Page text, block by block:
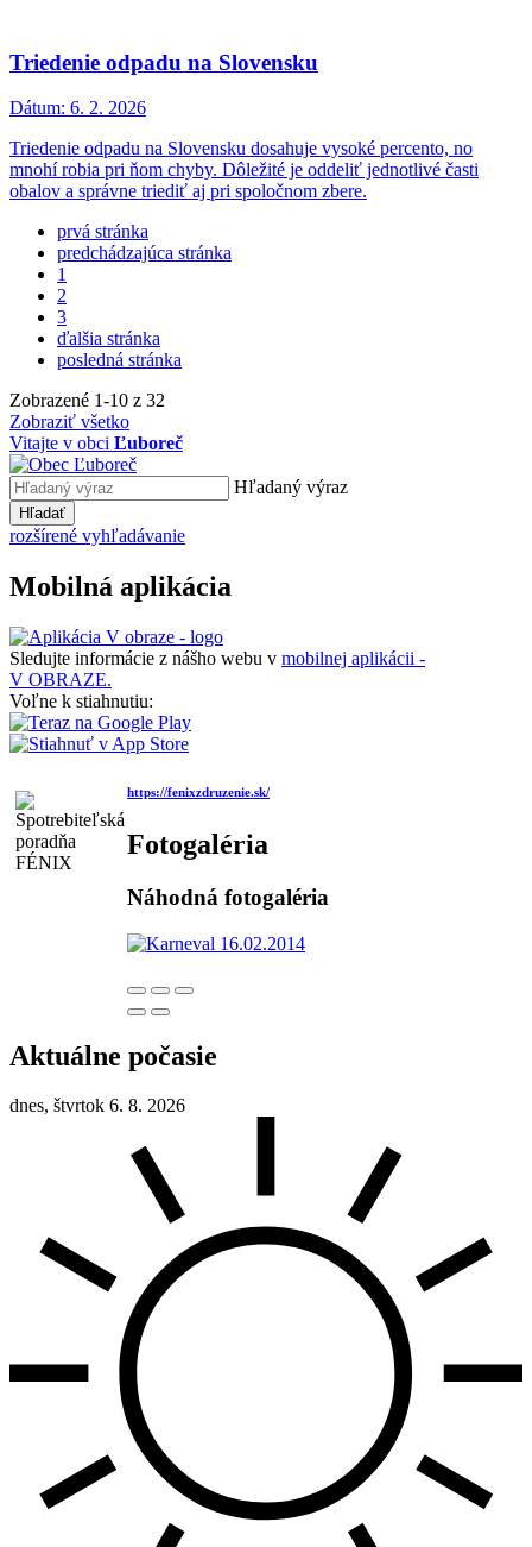
Triedenie odpadu na Slovensku
Dátum: 6. 2. 2026
Triedenie odpadu na Slovensku dosahuje vysoké percento, no
mnohí robia pri ňom chyby. Dôležité je oddeliť jednotlivé časti
obalov a správne triediť aj pri spoločnom zbere.
prvá stránka
predchádzajúca stránka
1
2
3
ďalšia stránka
posledná stránka
Zobrazené 1-10 z 32
Zobraziť všetko
Vitajte v obci Ľuboreč
Hľadaný výraz
Hľadať
rozšírené vyhľadávanie
Mobilná aplikácia
Sledujte informácie z nášho webu v mobilnej aplikácii -
V OBRAZE.
Voľne k stiahnutiu:
https://fenixzdruzenie.sk/
Fotogaléria
Náhodná fotogaléria
Aktuálne počasie
dnes, štvrtok 6. 8. 2026